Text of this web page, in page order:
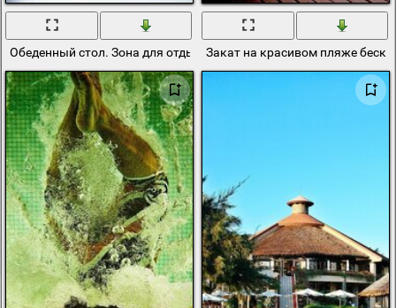
Обеденный стол. Зона для отдыхаЗакат на красивом пляже